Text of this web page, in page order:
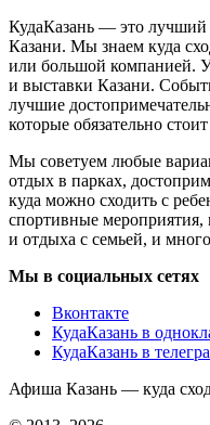
КудаКазань — это лучший
Казани. Мы знаем куда
или большой компанией.
и выставки Казани.
лучшие
которые обязательно
Мы советуем любые
отдых в парках,
куда можно сходить с
спортивные мероприятия,
и отдыха с семьей, и
Мы в социальных сетях
Вконтакте
КудаКазань в
КудаКазань в
Афиша Казань — куда